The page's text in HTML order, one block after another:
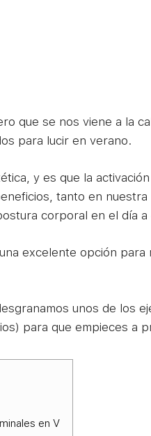
que se nos viene a la
para lucir en verano.
y es que la
tanto en nuestra
corporal en el día a
excelente opción para
unos de los
para que empieces a
en V